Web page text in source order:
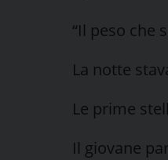
“Il peso che
La notte
Le prime
Il giovane